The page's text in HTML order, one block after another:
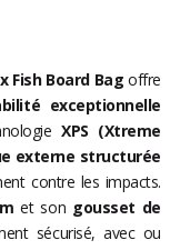
Fish Board Bag offre
exceptionnelle
XPS (Xtreme
externe structurée
contre les impacts.
et son gousset de
sécurisé, avec ou